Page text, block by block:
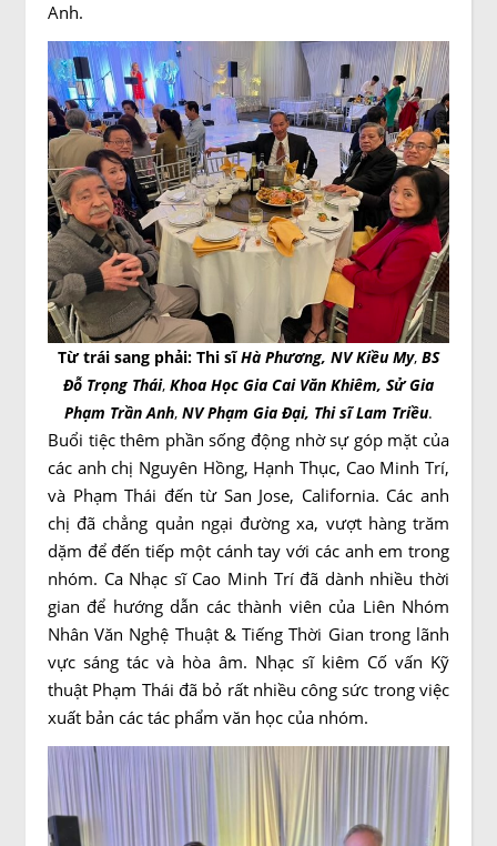
Anh.
Từ trái sang phải: Thi sĩHà Phương, NV Kiều My, BS
Đỗ Trọng Thái, Khoa Học Gia Cai Văn Khiêm, Sử Gia
Phạm Trần Anh, NV Phạm Gia Đại, Thi sĩLam Triều.
Buổi tiệc thêm phần sống động nhờ sự góp mặt của
các anh chị Nguyên Hồng, Hạnh Thục, Cao Minh Trí,
và Phạm Thái đến từ San Jose, California. Các anh
chị đã chẳng quản ngại đường xa, vượt hàng trăm
dặm để đến tiếp một cánh tay với các anh em trong
nhóm. Ca Nhạc sĩ Cao Minh Trí đã dành nhiều thời
gian để hướng dẫn các thành viên của Liên Nhóm
Nhân Văn Nghệ Thuật & Tiếng Thời Gian trong lãnh
vực sáng tác và hòa âm. Nhạc sĩ kiêm Cố vấn Kỹ
thuật Phạm Thái đã bỏ rất nhiều công sức trong việc
xuất bản các tác phẩm văn học của nhóm.